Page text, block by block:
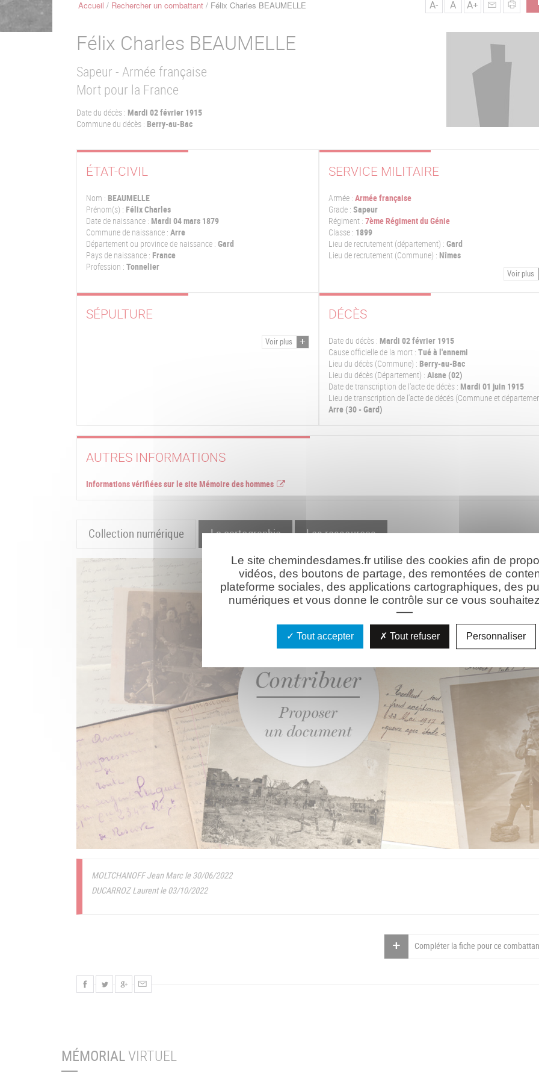
FilAccueil Rechercher un combattant Félix Charles BEAUMELLE A- A A+
Félix Charles BEAUMELLE
Sapeur - Armée française
Mort pour la France
Date du décès : Mardi 02 février 1915
Commune du décès : Berry-au-Bac
ÉTAT-CIVIL
Nom : BEAUMELLE
Prénom(s) : Félix Charles
Date de naissance : Mardi 04 mars 1879
Commune de naissance : Arre
Département ou province de naissance : Gard
Pays de naissance : France
Profession : Tonnelier
SERVICE MILITAIRE
Armée : Armée française
Grade : Sapeur
Régiment : 7ème Régiment du Génie
Classe : 1899
Lieu de recrutement (département) : Gard
Lieu de recrutement (Commune) : Nîmes
Voir plus
SÉPULTURE
Voir plus
DÉCÈS
Date du décès : Mardi 02 février 1915
Cause officielle de la mort : Tué à l'ennemi
Lieu du décès (Commune) : Berry-au-Bac
Lieu du décès (Département) : Aisne (02)
Date de transcription de l'acte de décès : Mardi 01 juin 1915
Lieu de transcription de l'acte de décés (Commune et
Arre (30 - Gard)
AUTRES INFORMATIONS
Informations vérifiées sur le site Mémoire des hommes
Collection numérique La cartographie Les ressources
MOLTCHANOFF Jean Marc le 30/06/2022
DUCARROZ Laurent le 03/10/2022
Compléter la fiche pour ce
MÉMORIALVIRTUEL
Le site chemindesdames.fr utilise des cookies afin de
vidéos, des boutons de partage, des remontées de
plateforme sociales, des applications cartographiques, des
numériques et vous donne le contrôle sur ce vous
Tout accepter Tout refuser Personnaliser